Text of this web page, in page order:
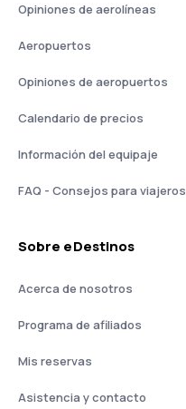
Opiniones de aerolíneas
Aeropuertos
Opiniones de aeropuertos
Calendario de precios
Información del equipaje
FAQ - Consejos para viajeros
Sobre eDestinos
Acerca de nosotros
Programa de afiliados
Mis reservas
Asistencia y contacto